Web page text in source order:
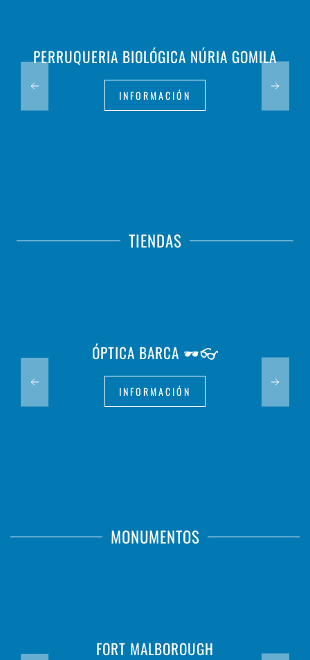
PERRUQUERIA BIOLÓGICA NÚRIA GOMILA
INFORMACIÓN
TIENDAS
ÓPTICA BARCA 🕶️👓
INFORMACIÓN
MONUMENTOS
FORT MALBOROUGH